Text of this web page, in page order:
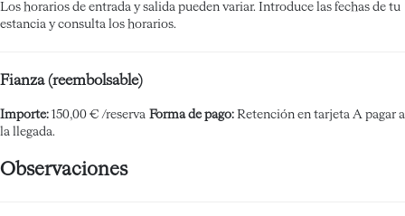
Los horarios de entrada y salida pueden variar. Introduce las fechas de tu
estancia y consulta los horarios.
Fianza (reembolsable)
Importe: 150,00 € /reserva Forma de pago: Retención en tarjeta A pagar a
la llegada.
Observaciones